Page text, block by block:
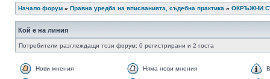
Начало форум » Правна уредба на вписванията, съдебна практика » ОКРЪЖНИ
Кой е на линия
Потребители разглеждащи този форум: 0 регистрирани и 2 госта
Нови мнения Няма нови мнения